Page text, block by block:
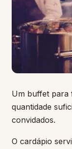
Um buffet para
quantidade
convidados.
O cardápio